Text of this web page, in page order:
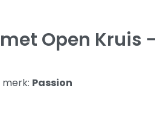
Open Kruis -
Passion